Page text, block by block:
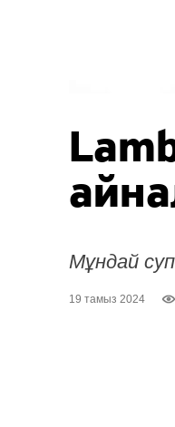
Мұндай
19 тамыз 2024